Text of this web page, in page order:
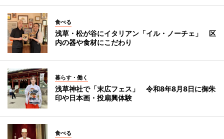
食べる
浅草・松が谷にイタリアン「イル・ノーチェ」 区
内の器や食材にこだわり
暮らす・働く
浅草神社で「末広フェス」 令和8年8月8日に御朱
印や日本画・投扇興体験
食べる